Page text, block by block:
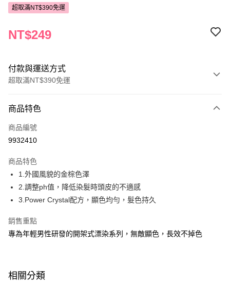
超取滿NT$390免運
NT$249
付款與運送方式
超取滿NT$390免運
POYA支付
信用卡一次付款
LINE Pay
Apple Pay
悠遊付
相關說明
商品特色
商品編號
9932410
商品特色
1.外國風貌的金棕色澤
2.調整ph值，降低染髮時頭皮的不適感
3.Power Crystal配方，顯色均勻，髮色持久
銷售重點
專為年輕男性研發的開架式漂染系列，無敵顯色，長效不掉色
相關分類